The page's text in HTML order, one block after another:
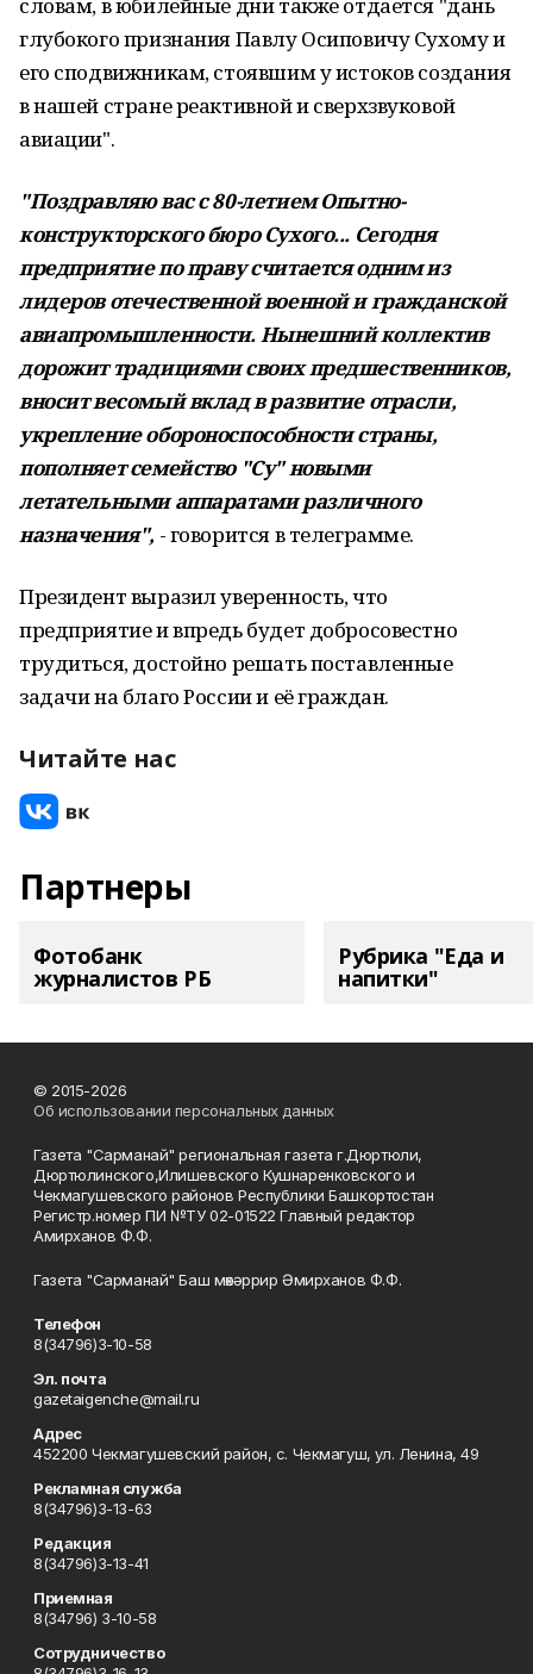
глубокого признания Павлу Осиповичу Сухому и
его сподвижникам, стоявшим у истоков создания
в нашей стране реактивной и сверхзвуковой
авиации".
"Поздравляю вас с 80-летием Опытно-
конструкторского бюро Сухого... Сегодня
предприятие по праву считается одним из
лидеров отечественной военной и гражданской
авиапромышленности. Нынешний коллектив
дорожит традициями своих предшественников,
вносит весомый вклад в развитие отрасли,
укрепление обороноспособности страны,
пополняет семейство "Су" новыми
летательными аппаратами различного
назначения", - говорится в телеграмме.
Президент выразил уверенность, что
предприятие и впредь будет добросовестно
трудиться, достойно решать поставленные
задачи на благо России и её граждан.
Читайте нас
Партнеры
Фотобанк
журналистов РБ
Рубрика "Еда и
напитки"
© 2015-2026
Об использовании персональных данных
Газета "Сарманай" региональная газета г.Дюртюли,
Дюртюлинского,Илишевского Кушнаренковского и
Чекмагушевского районов Республики Башкортостан
Регистр.номер ПИ №ТУ 02-01522 Главный редактор
Амирханов Ф.Ф.
Газета "Сарманай" Баш мөхәррир Әмирханов Ф.Ф.
Телефон
8(34796)3-10-58
Эл. почта
gazetaigenche@mail.ru
Адрес
452200 Чекмагушевский район, с. Чекмагуш, ул. Ленина, 49
Рекламная служба
8(34796)3-13-63
Редакция
8(34796)3-13-41
Приемная
8(34796) 3-10-58
Сотрудничество